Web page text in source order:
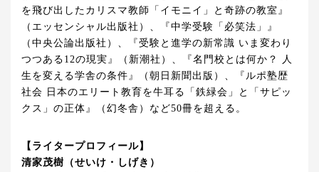
を飛び出したカリスマ教師「イモニイ」と奇跡の教室』
（エッセンシャル出版社）、『中学受験「必笑法」』
（中央公論出版社）、『受験と進学の新常識 いま変わり
つつある12の現実』（新潮社）、『名門校とは何か？ 人
生を変える学舎の条件』（朝日新聞出版）、『ルポ塾歴
社会 日本のエリート教育を牛耳る「鉄緑会」と「サピッ
クス」の正体』（幻冬舎）など50冊を超える。
【ライタープロフィール】
清家茂樹（せいけ・しげき）